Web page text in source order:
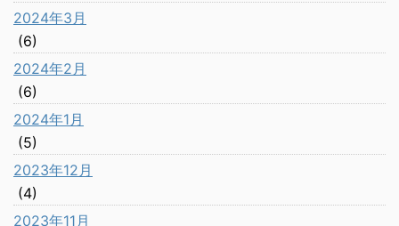
2024年3月
(6)
2024年2月
(6)
2024年1月
(5)
2023年12月
(4)
2023年11月